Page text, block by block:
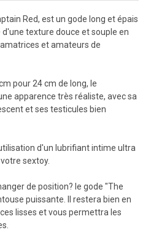
Red, est un gode long et épais
texture douce et souple en
et amateurs de
pour 24 cm de long, le
apparence très réaliste, avec sa
et ses testicules bien
d'un lubrifiant intime ultra
sextoy.
de position? le gode "The
puissante. Il restera bien en
lisses et vous permettra les